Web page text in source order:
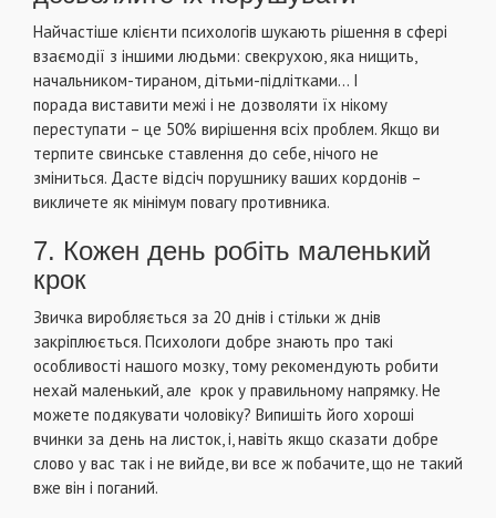
Найчастіше клієнти психологів шукають рішення в сфері
взаємодії з іншими людьми: свекрухою, яка нищить,
начальником-тираном, дітьми-підлітками… І
порада виставити межі і не дозволяти їх нікому
переступати – це 50% вирішення всіх проблем. Якщо ви
терпите свинське ставлення до себе, нічого не
зміниться. Дасте відсіч порушнику ваших кордонів –
викличете як мінімум повагу противника.
7. Кожен день робіть маленький
крок
Звичка виробляється за 20 днів і стільки ж днів
закріплюється. Психологи добре знають про такі
особливості нашого мозку, тому рекомендують робити
нехай маленький, але крок у правильному напрямку. Не
можете подякувати чоловіку? Випишіть його хороші
вчинки за день на листок, і, навіть якщо сказати добре
слово у вас так і не вийде, ви все ж побачите, що не такий
вже він і поганий.